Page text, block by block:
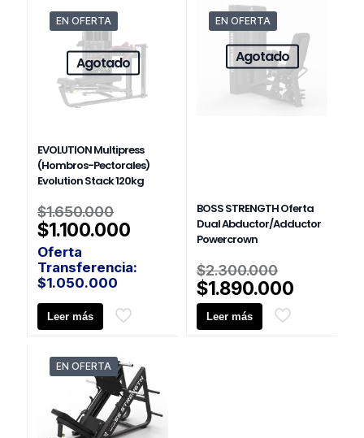
EN OFERTA
Agotado
EVOLUTION Multipress
(Hombros-Pectorales)
Evolution Stack 120kg
$1.650.000
precio
era:
$1.650.000.
$1.100.000
actual
$1.100.000.
Oferta
Transferencia:
$1.050.000
Leer más
EN OFERTA
Agotado
BOSS STRENGTH Oferta
Dual Abductor/Adductor
Powercrown
$2.300.000
precio
original
era:
$1.890.000
Leer más
EN OFERTA